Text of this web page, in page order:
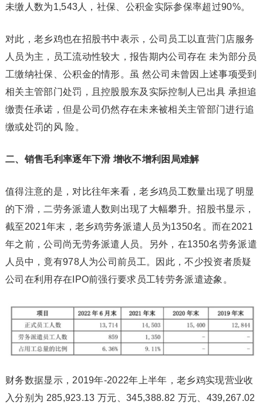
未缴人数为1,543人，社保、公积金实际参保率超过90%。
对此，老乡鸡也在招股书中表示，公司员工以直营门店服务
人员为主，员工流动性较大，报告期内公司存在 未为部分员
工缴纳社保、公积金的情形。虽 然公司未曾因上述事项受到
相关主管部门处罚，且控股股东及实际控制人已出具 承担追
缴责任承诺，但是公司仍然存在未来被相关主管部门进行追
缴或处罚的风 险。
二、销售毛利率逐年下滑 增收不增利困局难解
值得注意的是，对比往年来看，老乡鸡员工数量出现了明显
的下滑，二劳务派遣人数则出现了大幅攀升。招股书显示，
截至2021年末，老乡鸡劳务派遣人员为1350名。而在2021
年之前，公司尚无劳务派遣人员。另外，在1350名劳务派遣
人员中，竟有978人为公司前员工。因此，不少投资者质疑
公司在利用存在IPO前强行要求员工转劳务派遣迹象。
财务数据显示，2019年-2022年上半年，老乡鸡实现营业收
入分别为 285,923.13 万元、345,388.82 万元、439,267.02